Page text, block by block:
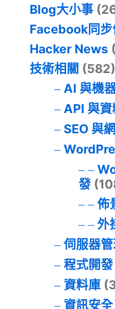
Blog大小事
Facebook同步
Hacker News
技術相關 (582)
AI 與機
API 與
SEO 與
發
佈
外
伺服器
程式開發
資料庫
資訊安全